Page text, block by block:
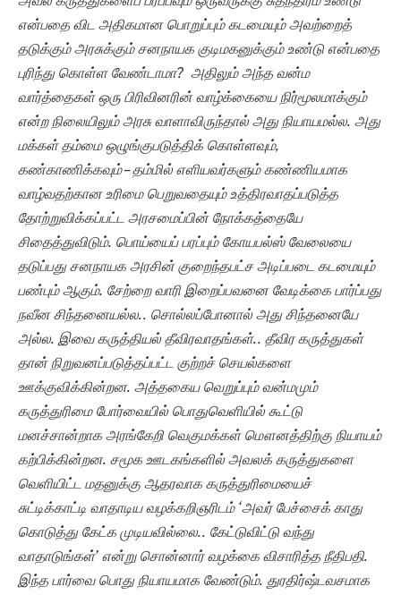
என்பதை விட அதிகமான பொறுப்பும் கடமையும் அவற்றைத்
தடுக்கும் அரசுக்கும் சனநாயக குடிமகனுக்கும் உண்டு என்பதை
புரிந்து கொள்ள வேண்டாமா? அதிலும் அந்த வன்ம
வார்த்தைகள் ஒரு பிரிவினரின் வாழ்க்கையை நிர்மூலமாக்கும்
என்ற நிலையிலும் அரசு வாளாவிருந்தால் அது நியாயமல்ல. அது
மக்கள் தம்மை ஒழுங்குபடுத்திக் கொள்ளவும்,
கண்காணிக்கவும் – தம்மில் எளியவர்களும் கண்ணியமாக
வாழ்வதற்கான உரிமை பெறுவதையும் உத்திரவாதப்படுத்த
தோற்றுவிக்கப்பட்ட அரசமைப்பின் நோக்கத்தையே
சிதைத்துவிடும். பொய்யைப் பரப்பும் கோயபல்ஸ் வேலையை
தடுப்பது சனநாயக அரசின் குறைந்தபட்ச அடிப்படை கடமையும்
பண்பும் ஆகும். சேற்றை வாரி இறைப்பவனை வேடிக்கை பார்ப்பது
நவீன சிந்தனையல்ல.. சொல்லப்போனால் அது சிந்தனையே
அல்ல. இவை கருத்தியல் தீவிரவாதங்கள்.. தீவிர கருத்துகள்
தான் நிறுவனப்படுத்தப்பட்ட குற்றச் செயல்களை
ஊக்குவிக்கின்றன. அத்தகைய வெறுப்பும் வன்மமும்
கருத்துரிமை போர்வையில் பொதுவெளியில் கூட்டு
மனச்சான்றாக அரங்கேறி வெகுமக்கள் மௌனத்திற்கு நியாயம்
கற்பிக்கின்றன. சமூக ஊடகங்களில் அவலக் கருத்துகளை
வெளியிட்ட மதனுக்கு ஆதரவாக கருத்துரிமையைச்
சுட்டிக்காட்டி வாதாடிய வழக்கறிஞரிடம் ‘அவர் பேச்சைக் காது
கொடுத்து கேட்க முடியவில்லை.. கேட்டுவிட்டு வந்து
வாதாடுங்கள்’ என்று சொன்னார் வழக்கை விசாரித்த நீதிபதி.
இந்த பார்வை பொது நியாயமாக வேண்டும். துரதிர்ஷ்டவசமாக